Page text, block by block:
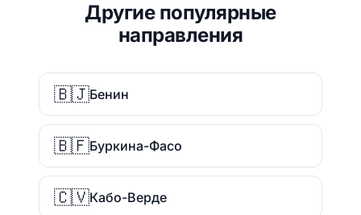
Другие популярные
направления
🇧🇯Бенин
🇧🇫Буркина-Фасо
🇨🇻Кабо-Верде